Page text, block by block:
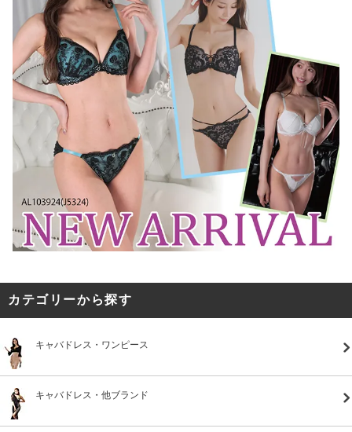
カテゴリーから探す
キャバドレス・ワンピース
キャバドレス・他ブランド